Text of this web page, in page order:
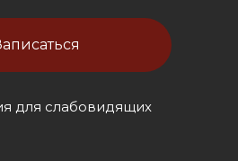
для слабовидящих